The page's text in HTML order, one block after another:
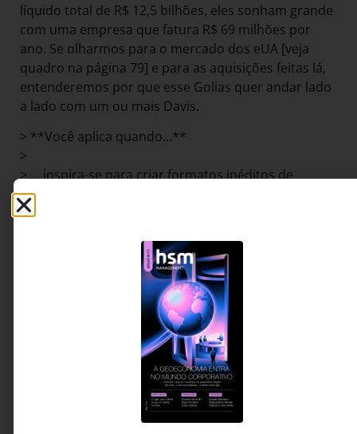
líquido total de R$ 12,5 bilhões, eles sonham grande
com uma empresa que fatura R$ 69 milhões por
ano. Se olharmos para o mercado dos eUA [veja
quadro na página 79] e para as aquisições feitas lá,
entenderemos por que esse Golias quer andar lado
a lado com um ou mais Davis.
> **Você aplica quando…**
>
> … inspira-se para criar formatos inéditos de
parcerias entre players grandes e pequenos, para
qualquer que seja o mercado. … entende a
capacidade de execução.